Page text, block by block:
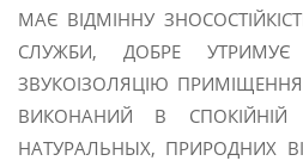
МАЄ ВІДМІННУ
СЛУЖБИ, ДОБРЕ УТРИМУЄ
ЗВУКОІЗОЛЯЦІЮ
ВИКОНАНИЙ В СПОКІЙНІЙ
НАТУРАЛЬНЫХ, ПРИРОДНИХ